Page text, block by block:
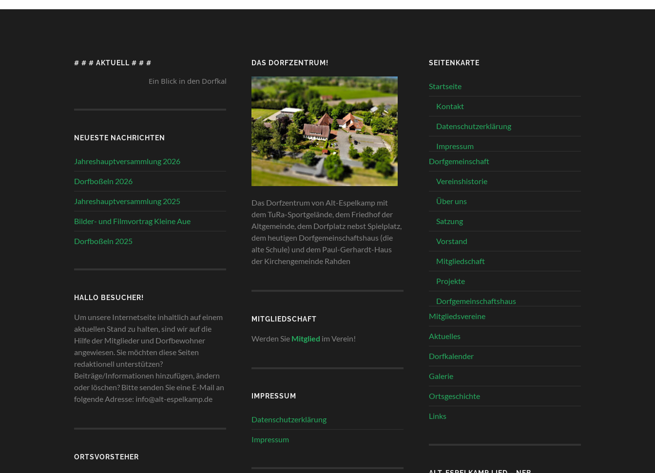
# # # AKTUELL # # #
Ein Blick in den Dorfkalender lohnt sich immer!
NEUESTE NACHRICHTEN
Jahreshauptversammlung 2026
Dorfboßeln 2026
Jahreshauptversammlung 2025
Bilder- und Filmvortrag Kleine Aue
Dorfboßeln 2025
HALLO BESUCHER!
Um unsere Internetseite inhaltlich auf einem
aktuellen Stand zu halten, sind wir auf die
Hilfe der Mitglieder und Dorfbewohner
angewiesen. Sie möchten diese Seiten
redaktionell unterstützen?
Beiträge/Informationen hinzufügen, ändern
oder löschen? Bitte senden Sie eine E-Mail an
folgende Adresse: info@alt-espelkamp.de
ORTSVORSTEHER
DAS DORFZENTRUM!
Das Dorfzentrum von Alt-Espelkamp mit
dem TuRa-Sportgelände, dem Friedhof der
Altgemeinde, dem Dorfplatz nebst Spielplatz,
dem heutigen Dorfgemeinschaftshaus (die
alte Schule) und dem Paul-Gerhardt-Haus
der Kirchengemeinde Rahden
MITGLIEDSCHAFT
Werden Sie Mitglied im Verein!
IMPRESSUM
Datenschutzerklärung
Impressum
SEITENKARTE
Startseite
Kontakt
Datenschutzerklärung
Impressum
Dorfgemeinschaft
Vereinshistorie
Über uns
Satzung
Vorstand
Mitgliedschaft
Projekte
Dorfgemeinschaftshaus
Mitgliedsvereine
Aktuelles
Dorfkalender
Galerie
Ortsgeschichte
Links